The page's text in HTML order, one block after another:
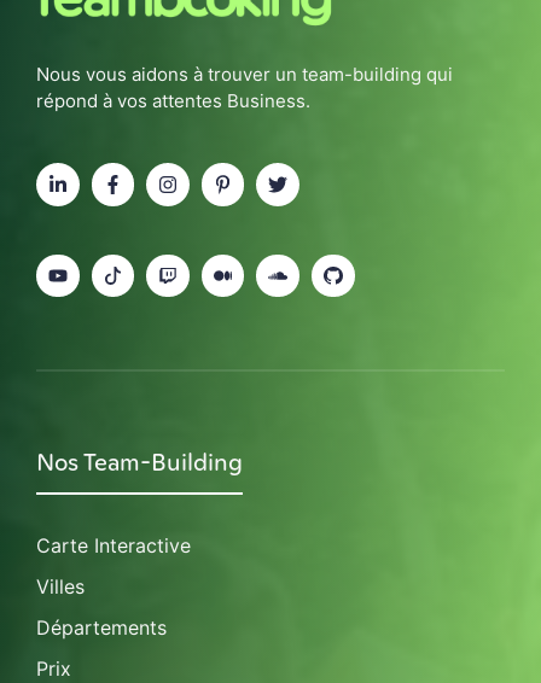
Nous vous aidons à trouver un team-building qui
répond à vos attentes Business.
Nos Team-Building
Carte Interactive
Villes
Départements
Prix